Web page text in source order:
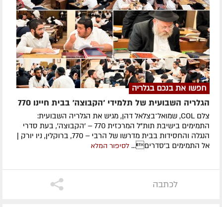
חפשו את בנכם בגלריה
הגלריה השבועית של תלמידי 'הקבוצה' בבית חיינו 770
צלם COL, שמואל־בצלאל דהן, מגיש את הגלריה השבועית:
התמימים בישיבת תות"ל המרכזית 770 – 'הקבוצה', בעת סדרי
הנגלה והחסידות בבית מדרשו של הרבי – 770, ברוקלין, ניו יורק |
אל התמימים ב'סדרים... לסיפור המלא
לכתבה